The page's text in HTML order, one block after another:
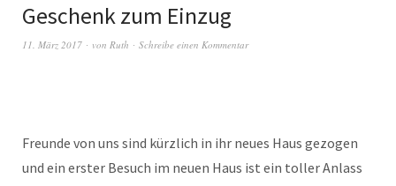
Geschenk zum Einzug
11. März 2017 von Ruth Schreibe einen Kommentar
Freunde von uns sind kürzlich in ihr neues Haus gezogen
und ein erster Besuch im neuen Haus ist ein toller Anlass